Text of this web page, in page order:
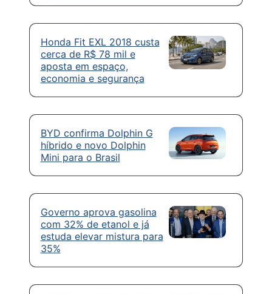
Honda Fit EXL 2018 custa
cerca de R$ 78 mil e
aposta em espaço,
economia e segurança
BYD confirma Dolphin G
híbrido e novo Dolphin
Mini para o Brasil
Governo aprova gasolina
com 32% de etanol e já
estuda elevar mistura para
35%